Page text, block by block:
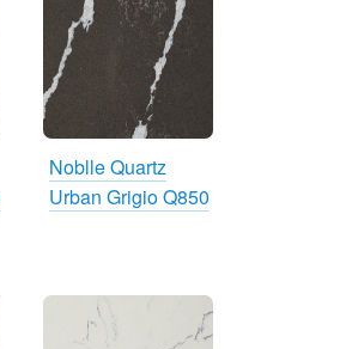
Noblle Quartz
Urban Grigio Q850